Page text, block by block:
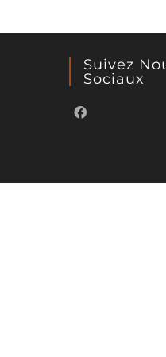
Suivez
Sociaux